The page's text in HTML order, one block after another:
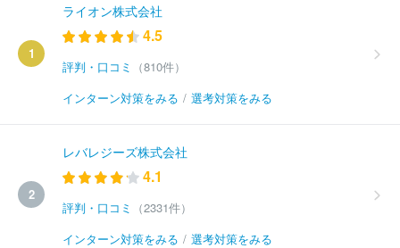
1
ライオン株式会社
4.5
評判・口コミ
（810件）
インターン対策をみる / 選考対策をみる
2
レバレジーズ株式会社
4.1
評判・口コミ
（2331件）
インターン対策をみる / 選考対策をみる